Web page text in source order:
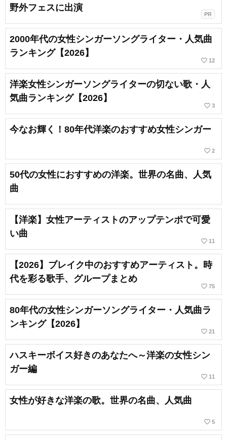
野外フェスに出演
PR
2000年代の女性シンガーソングライター・人気曲
ランキング【2026】
favorite_border 12
洋楽女性シンガーソングライターの切ない歌・人
気曲ランキング【2026】
favorite_border 3
今なお輝く！80年代洋楽のおすすめ女性シンガー
favorite_border 2
50代の女性におすすめの洋楽。世界の名曲、人気
曲
【洋楽】女性アーティストのアップテンポで可愛
い曲
favorite_border 11
【2026】ブレイク中のおすすめアーティスト。時
代を彩る歌手、グループまとめ
favorite_border 75
80年代の女性シンガーソングライター・人気曲ラ
ンキング【2026】
favorite_border 21
ハスキーボイス好きのあなたへ～洋楽の女性シン
ガー編
favorite_border 11
女性が好きな洋楽の歌。世界の名曲、人気曲
favorite_border 5